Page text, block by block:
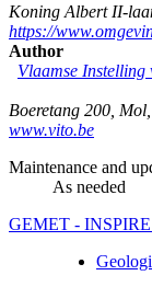
Koning Albert II-
https://
Author
Vlaamse
Boeretang 200 Mol
www.vito.be
Maintenance and
As needed
GEMET - INSPIRE